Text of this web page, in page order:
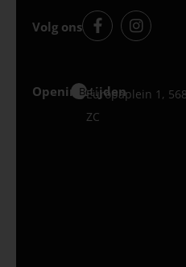
Volg ons
Openingstijden
Best
Europaplein 1,
ZC